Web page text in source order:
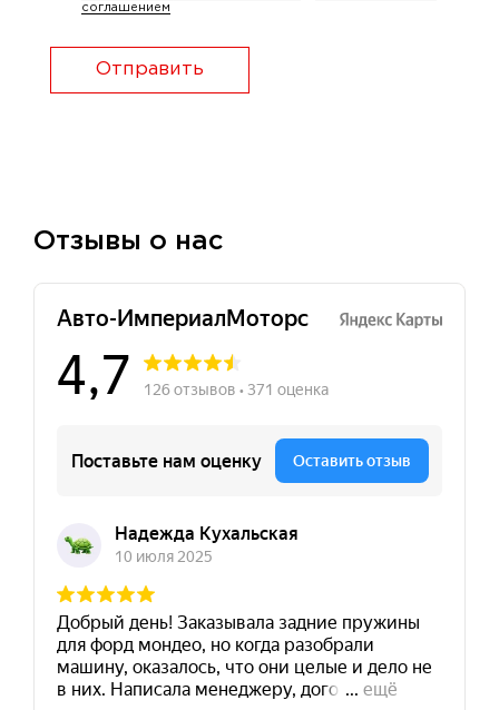
соглашением
Отправить
Отзывы о нас